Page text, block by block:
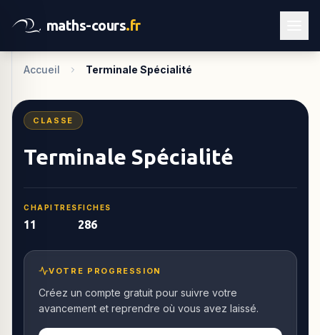
maths-cours.fr
Accueil Terminale Spécialité
CLASSE
Terminale Spécialité
CHAPITRES
11
FICHES
286
VOTRE PROGRESSION
Créez un compte gratuit pour suivre votre
avancement et reprendre où vous avez laissé.